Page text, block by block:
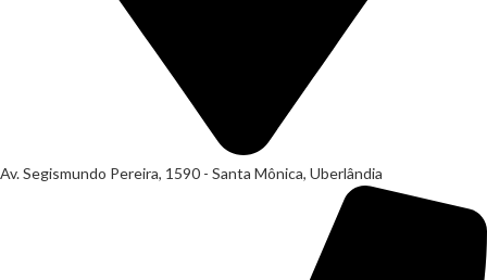
Av. Segismundo Pereira, 1590 - Santa Mônica, Uberlândia